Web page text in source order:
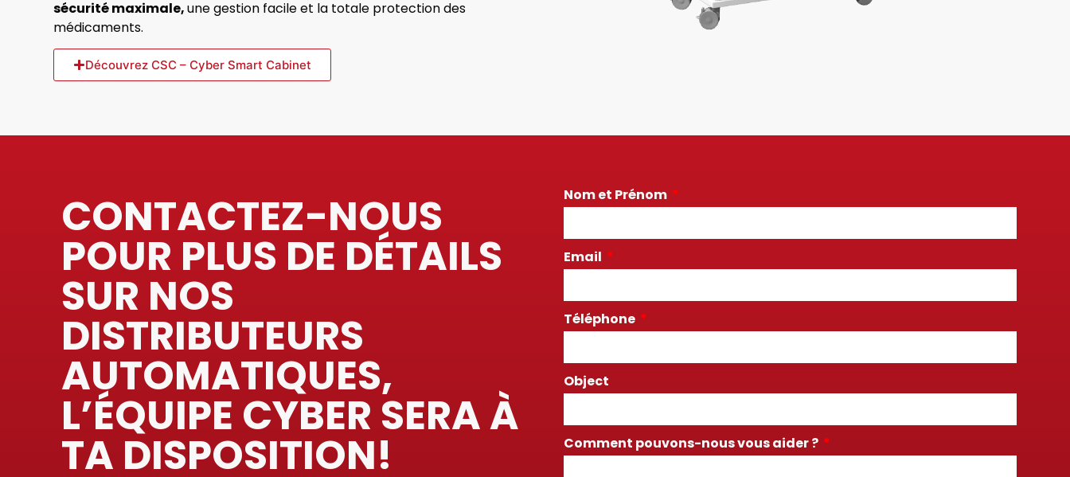
sécurité maximale,une gestion facile et la totale protection des
médicaments.
Découvrez CSC – Cyber Smart Cabinet
CONTACTEZ-NOUS
POUR PLUS DE DÉTAILS
SUR NOS
DISTRIBUTEURS
AUTOMATIQUES,
L’ÉQUIPE CYBER SERA À
TA DISPOSITION!
Nom et Prénom
Email
Téléphone
Object
Comment pouvons-nous vous aider ?